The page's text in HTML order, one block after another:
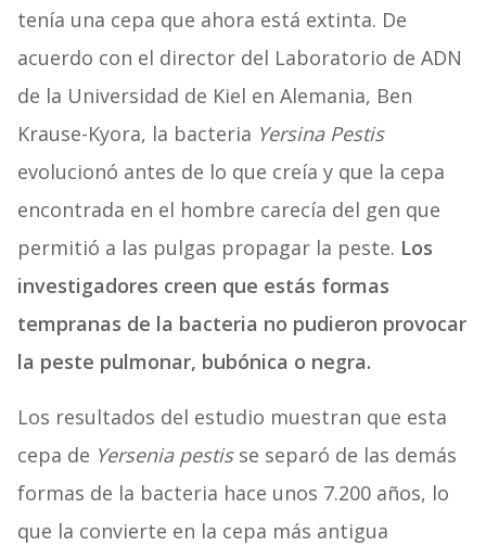
tenía una cepa que ahora está extinta. De
acuerdo con el director del Laboratorio de ADN
de la Universidad de Kiel en Alemania, Ben
Krause-Kyora, la bacteria Yersina Pestis
evolucionó antes de lo que creía y que la cepa
encontrada en el hombre carecía del gen que
permitió a las pulgas propagar la peste. Los
investigadores creen que estás formas
tempranas de la bacteria no pudieron provocar
la peste pulmonar, bubónica o negra.
Los resultados del estudio muestran que esta
cepa de Yersenia pestis se separó de las demás
formas de la bacteria hace unos 7.200 años, lo
que la convierte en la cepa más antigua